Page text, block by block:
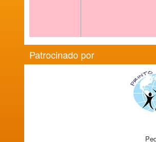
Patrocinado por